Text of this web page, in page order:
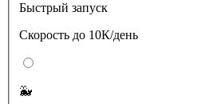
Быстрый запуск
Скорость до 10К/день
🐳